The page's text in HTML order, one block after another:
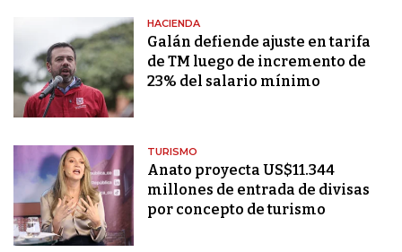
HACIENDA
Galán defiende ajuste en tarifa
de TM luego de incremento de
23% del salario mínimo
TURISMO
Anato proyecta US$11.344
millones de entrada de divisas
por concepto de turismo